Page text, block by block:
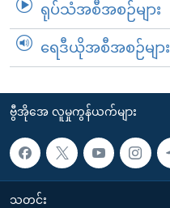
ရုပ်သံအစီအစဉ်များ
ရေဒီယိုအစီအစဉ်များ
ဗွီအိုအေ လူမှုကွန်ယက်များ
သတင်း